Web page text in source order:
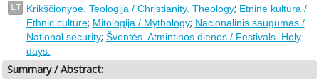
LT Krikščionybė. Teologija / Christianity. Theology; Etninė kultūra /
Ethnic culture; Mitologija / Mythology; Nacionalinis saugumas /
National security; Šventės. Atmintinos dienos / Festivals. Holy
days.
Summary / Abstract: